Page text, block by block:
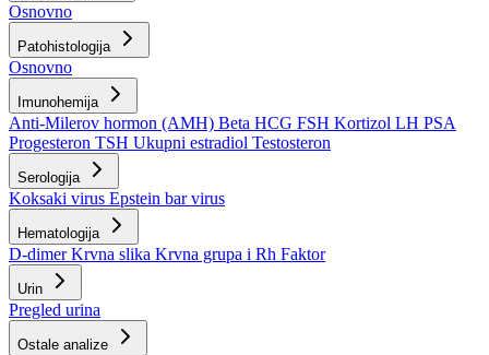
Osnovno
Patohistologija
Osnovno
Imunohemija
Anti-Milerov hormon (AMH) Beta HCG FSH Kortizol LH PSA
Progesteron TSH Ukupni estradiol Testosteron
Serologija
Koksaki virus Epstein bar virus
Hematologija
D-dimerKrvna slika Krvna grupa i Rh Faktor
Urin
Pregled urina
Ostale analize